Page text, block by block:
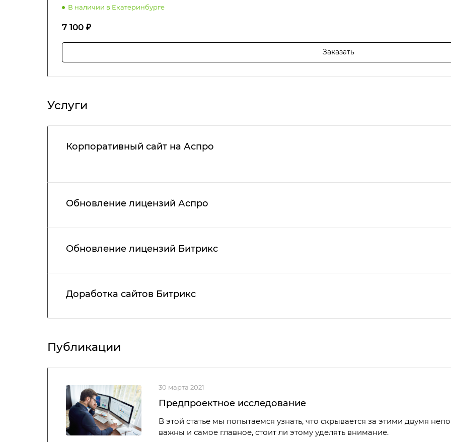
В наличии в Екатеринбурге
7 100 ₽
Заказать
Услуги
Корпоративный сайт на Аспро
Обновление лицензий Аспро
Обновление лицензий Битрикс
Доработка сайтов Битрикс
Публикации
30 марта 2021
Предпроектное исследование
В этой статье мы попытаемся узнать, что скрывается за этими двумя
важны и самое главное, стоит ли этому уделять внимание.